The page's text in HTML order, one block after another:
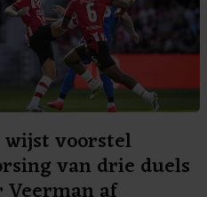
wijst voorstel
van drie duels